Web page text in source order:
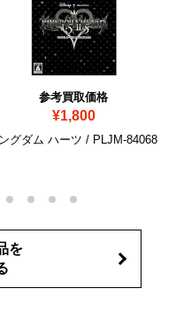
参考買取価格
¥1,800
グダム ハーツ / PLJM-84068
を